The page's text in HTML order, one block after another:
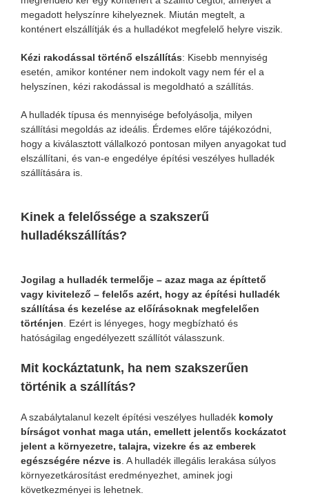
megadott helyszínre kihelyeznek. Miután megtelt, a
konténert elszállítják és a hulladékot megfelelő helyre viszik.
Kézi rakodással történő elszállítás: Kisebb mennyiség
esetén, amikor konténer nem indokolt vagy nem fér el a
helyszínen, kézi rakodással is megoldható a szállítás.
A hulladék típusa és mennyisége befolyásolja, milyen
szállítási megoldás az ideális. Érdemes előre tájékozódni,
hogy a kiválasztott vállalkozó pontosan milyen anyagokat tud
elszállítani, és van-e engedélye építési veszélyes hulladék
szállítására is.
Kinek a felelőssége a szakszerű
hulladékszállítás?
Jogilag a hulladék termelője – azaz maga az építtető
vagy kivitelező – felelős azért, hogy az építési hulladék
szállítása és kezelése az előírásoknak megfelelően
történjen. Ezért is lényeges, hogy megbízható és
hatóságilag engedélyezett szállítót válasszunk.
Mit kockáztatunk, ha nem szakszerűen
történik a szállítás?
A szabálytalanul kezelt építési veszélyes hulladék komoly
bírságot vonhat maga után, emellett jelentős kockázatot
jelent a környezetre, talajra, vizekre és az emberek
egészségére nézve is . A hulladék illegális lerakása súlyos
környezetkárosítást eredményezhet, aminek jogi
következményei is lehetnek.